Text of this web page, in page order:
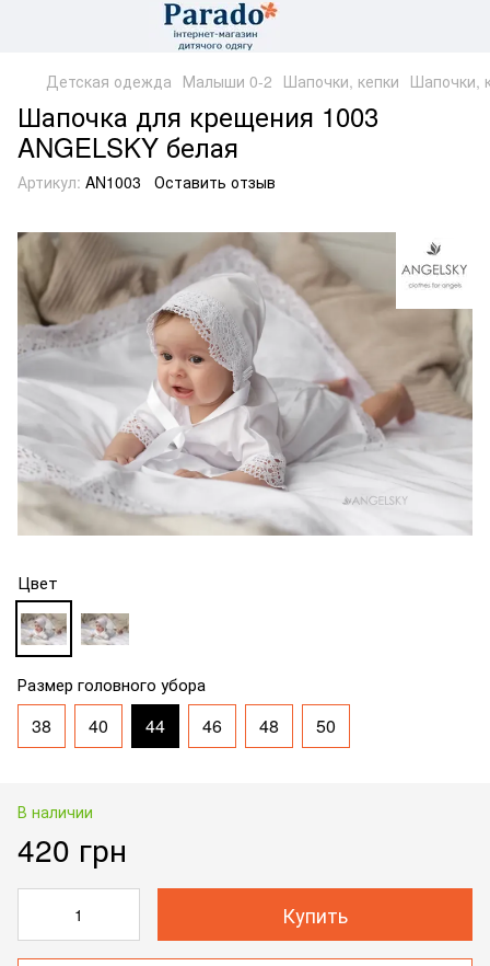
Детская одежда Малыши 0-2 Шапочки, кепки Шапочки,
Шапочка для крещения 1003
ANGELSKY белая
Артикул: AN1003 Оставить отзыв
Цвет
Размер головного убора
38 40 44 46 48 50
В наличии
420 грн
Купить